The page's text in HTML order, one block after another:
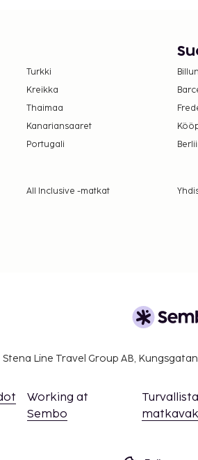
Turkki
Kreikka
Thaimaa
Kanariansaaret
Portugali
All Inclusive -matkat
Stena Line Travel Group AB, Kungsgatan
Working at
Sembo
Turvallista